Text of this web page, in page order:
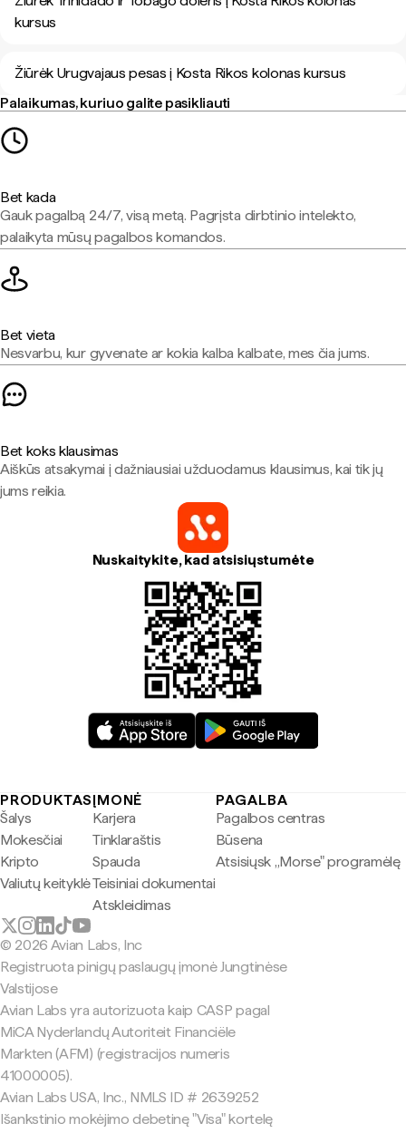
kursus
Žiūrėk Urugvajaus pesas į Kosta Rikos kolonas kursus
Palaikumas, kuriuo galite pasikliauti
Bet kada
Gauk pagalbą 24/7, visą metą. Pagrįsta dirbtinio intelekto,
palaikyta mūsų pagalbos komandos.
Bet vieta
Nesvarbu, kur gyvenate ar kokia kalba kalbate, mes čia jums.
Bet koks klausimas
Aiškūs atsakymai į dažniausiai užduodamus klausimus, kai tik jų
jums reikia.
Nuskaitykite, kad atsisiųstumėte
PRODUKTAS
Šalys
Mokesčiai
Kripto
Valiutų keityklė
ĮMONĖ
Karjera
Tinklaraštis
Spauda
Teisiniai dokumentai
Atskleidimas
PAGALBA
Pagalbos centras
Būsena
Atsisiųsk „Morse" programėlę
© 2026 Avian Labs, Inc
Registruota pinigų paslaugų įmonė Jungtinėse
Valstijose
Avian Labs yra autorizuota kaip CASP pagal
MiCA Nyderlandų Autoriteit Financiële
Markten (AFM) (registracijos numeris
41000005).
Avian Labs USA, Inc., NMLS ID # 2639252
Išankstinio mokėjimo debetinę "Visa" kortelę